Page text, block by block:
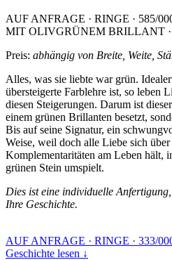
AUF ANFRAGE · RINGE · 585/
MIT OLIVGRÜNEM BRILLANT ·
Preis: abhängig von Breite, Weite,
Alles, was sie liebte war grün.
übersteigerte Farblehre ist, so leben
diesen Steigerungen. Darum ist
einem grünen Brillanten besetzt,
Bis auf seine Signatur, ein
Weise, weil doch alle Liebe sich
Komplementaritäten am Leben hält,
grünen Stein umspielt.
Dies ist eine individuelle
Ihre Geschichte.
AUF ANFRAGE · RINGE · 333/
Geschichte lesen ↓